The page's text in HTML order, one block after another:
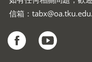
如有任何相關問題，歡
信箱：